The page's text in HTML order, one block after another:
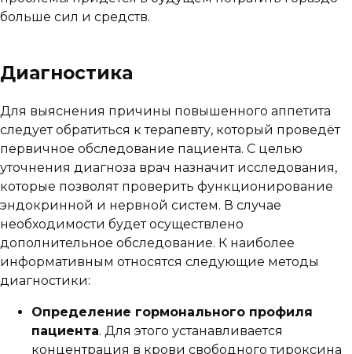
больше сил и средств.
Диагностика
Для выяснения причины повышенного аппетита
следует обратиться к терапевту, который проведёт
первичное обследование пациента. С целью
уточнения диагноза врач назначит исследования,
которые позволят проверить функционирование
эндокринной и нервной систем. В случае
необходимости будет осуществлено
дополнительное обследование. К наиболее
информативным относятся следующие методы
диагностики:
Определение гормонального профиля
пациента. Для этого устанавливается
концентрация в крови свободного тироксина